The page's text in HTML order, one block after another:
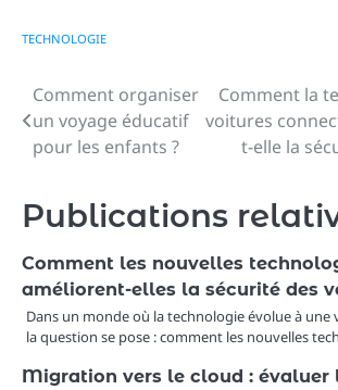
TECHNOLOGIE
Navigation
de
Comment organiser
un voyage éducatif
pour les enfants ?
Comment la
voitures
t-elle la
Publications
Comment les nouvelles
améliorent-elles la sécurité des
Dans un monde où la technologie évolue à une
la question se pose : comment les nouvelles
Migration vers le cloud : évaluer